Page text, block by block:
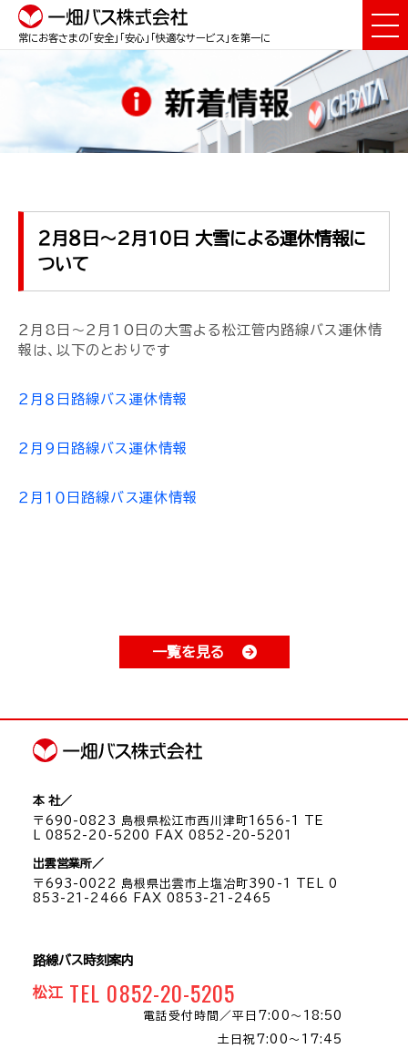
常にお客さまの「安全」「安心」「快適なサービス」を第一に
２月８日～2月10日 大雪による運休情報に
ついて
２月8日～２月10日の大雪よる松江管内路線バス運休情
報は、以下のとおりです
２月８日路線バス運休情報
２月９日路線バス運休情報
２月１０日路線バス運休情報
一覧を見る
本 社／
〒690-0823 島根県松江市西川津町1656-1 TE
L 0852-20-5200 FAX 0852-20-5201
出雲営業所／
〒693-0022 島根県出雲市上塩冶町390-1 TEL 0
853-21-2466 FAX 0853-21-2465
路線バス時刻案内
松江 TEL 0852-20-5205
電話受付時間／平日7:00～18:50
土日祝7:00～17:45